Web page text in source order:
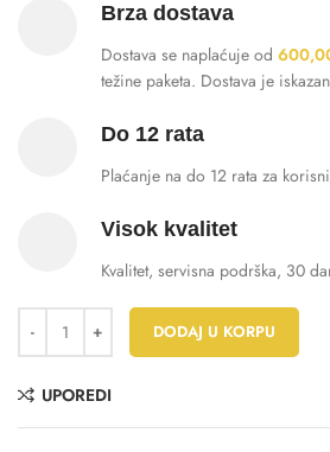
Brza dostava
Dostava se naplaćuje od
težine paketa. Dostava je
Do 12 rata
Plaćanje na do 12 rata za
Visok kvalitet
Kvalitet, servisna podrška, 30
DODAJ U KORPU
UPOREDI